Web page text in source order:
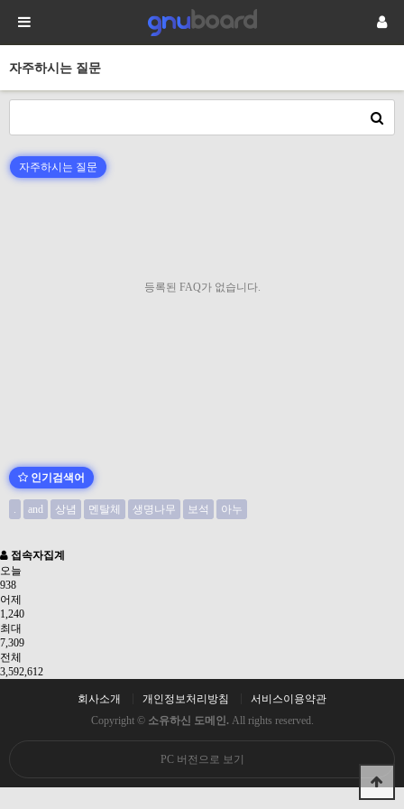
자주하시는 질문
자주하시는 질문
등록된 FAQ가 없습니다.
인기검색어
. and 상념 멘탈체 생명나무 보석 아누
접속자집계
오늘
938
어제
1,240
최대
7,309
전체
3,592,612
회사소개 개인정보처리방침
서비스이용약관
Copyright © 소유하신 도메인. All rights reserved.
PC 버전으로 보기